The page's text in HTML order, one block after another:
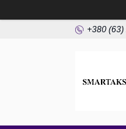
+380 (63)